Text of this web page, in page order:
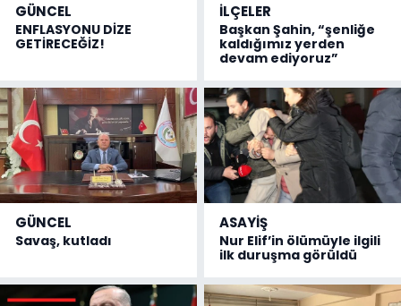
GÜNCEL
ENFLASYONU DİZE
GETİRECEĞİZ!
İLÇELER
Başkan Şahin, “şenliğe
kaldığımız yerden
devam ediyoruz”
GÜNCEL
Savaş, kutladı
ASAYİŞ
Nur Elif’in ölümüyle ilgili
ilk duruşma görüldü